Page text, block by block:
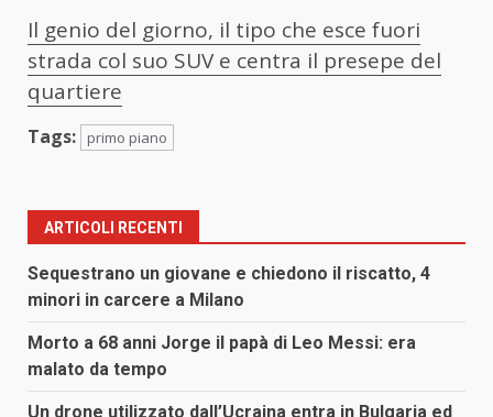
Il genio del giorno, il tipo che esce fuori
strada col suo SUV e centra il presepe del
quartiere
Tags: primo piano
ARTICOLI RECENTI
Sequestrano un giovane e chiedono il riscatto, 4
minori in carcere a Milano
Morto a 68 anni Jorge il papà di Leo Messi: era
malato da tempo
Un drone utilizzato dall’Ucraina entra in Bulgaria ed